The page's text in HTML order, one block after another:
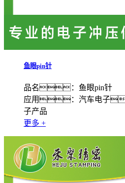
鱼眼pin针
品名：鱼眼pin针
应用：汽车电子
子产品
更多 +